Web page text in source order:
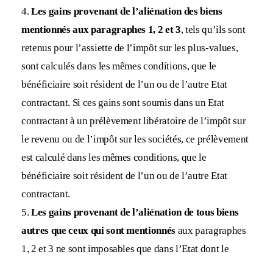
4. Les gains provenant de l’aliénation des biens
mentionnés aux paragraphes 1, 2 et 3, tels qu’ils sont
retenus pour l’assiette de l’impôt sur les plus-values,
sont calculés dans les mêmes conditions, que le
bénéficiaire soit résident de l’un ou de l’autre Etat
contractant. Si ces gains sont soumis dans un Etat
contractant à un prélèvement libératoire de l’impôt sur
le revenu ou de l’impôt sur les sociétés, ce prélèvement
est calculé dans les mêmes conditions, que le
bénéficiaire soit résident de l’un ou de l’autre Etat
contractant.
5. Les gains provenant de l’aliénation de tous biens
autres que ceux qui sont mentionnés aux paragraphes
1, 2 et 3 ne sont imposables que dans l’Etat dont le